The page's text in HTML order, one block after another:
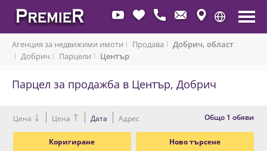
Агенция за недвижими имоти Продава
Добрич, област
Добрич
Парцели Център
Парцел за продажба в Център, Добрич
Цена Цена Дата Адрес Oбщо 1 обяви
Коригиране Ново търсене